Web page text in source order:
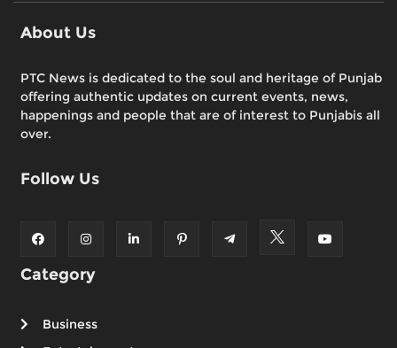
About Us
PTC News is dedicated to the soul and heritage of Punjab
offering authentic updates on current events, news,
happenings and people that are of interest to Punjabis all
over.
Follow Us
Category
Business